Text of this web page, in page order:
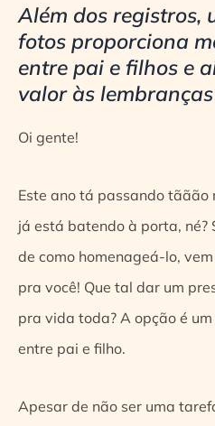
Além dos registros,
fotos proporciona
entre pai e filhos e
valor às lembranças
Oi gente!
Este ano tá passando tããão
já está batendo à porta, né?
de como homenageá-lo,
pra você! Que tal dar um
pra vida toda? A opção é
entre pai e filho.
Apesar de não ser uma